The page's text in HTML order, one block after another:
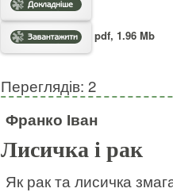
pdf, 1.96 Mb
Переглядів: 2
Франко Іван
Лисичка і рак
Як рак та лисичка